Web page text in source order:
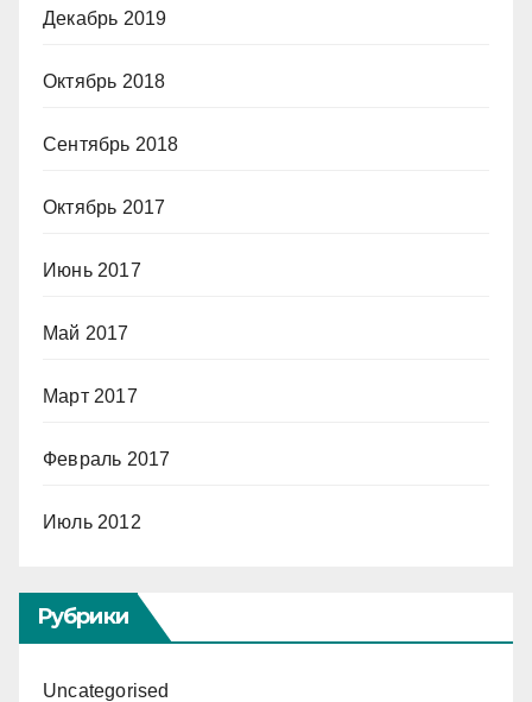
Декабрь 2019
Октябрь 2018
Сентябрь 2018
Октябрь 2017
Июнь 2017
Май 2017
Март 2017
Февраль 2017
Июль 2012
Рубрики
Uncategorised